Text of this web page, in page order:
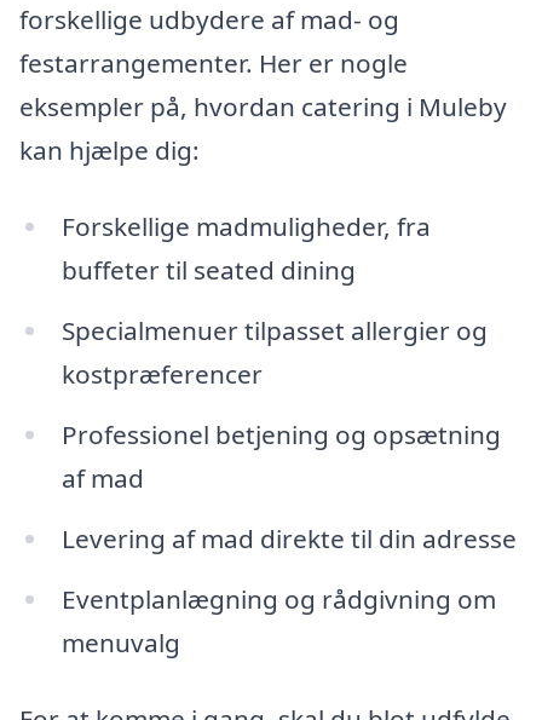
forskellige udbydere af mad- og
festarrangementer. Her er nogle
eksempler på, hvordan catering i Muleby
kan hjælpe dig:
Forskellige madmuligheder, fra
buffeter til seated dining
Specialmenuer tilpasset allergier og
kostpræferencer
Professionel betjening og opsætning
af mad
Levering af mad direkte til din adresse
Eventplanlægning og rådgivning om
menuvalg